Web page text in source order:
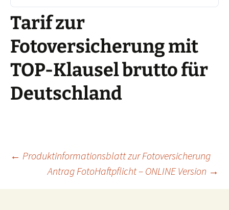
Tarif zur
Fotoversicherung mit
TOP-Klausel brutto für
Deutschland
Beitragsnavigation
← Produktinformationsblatt zur Fotoversicherung
Antrag FotoHaftpflicht – ONLINE Version →